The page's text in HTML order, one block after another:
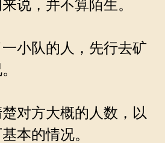
说，并不算陌生。
小队的人，先行去矿
对方大概的人数，以
本的情况。